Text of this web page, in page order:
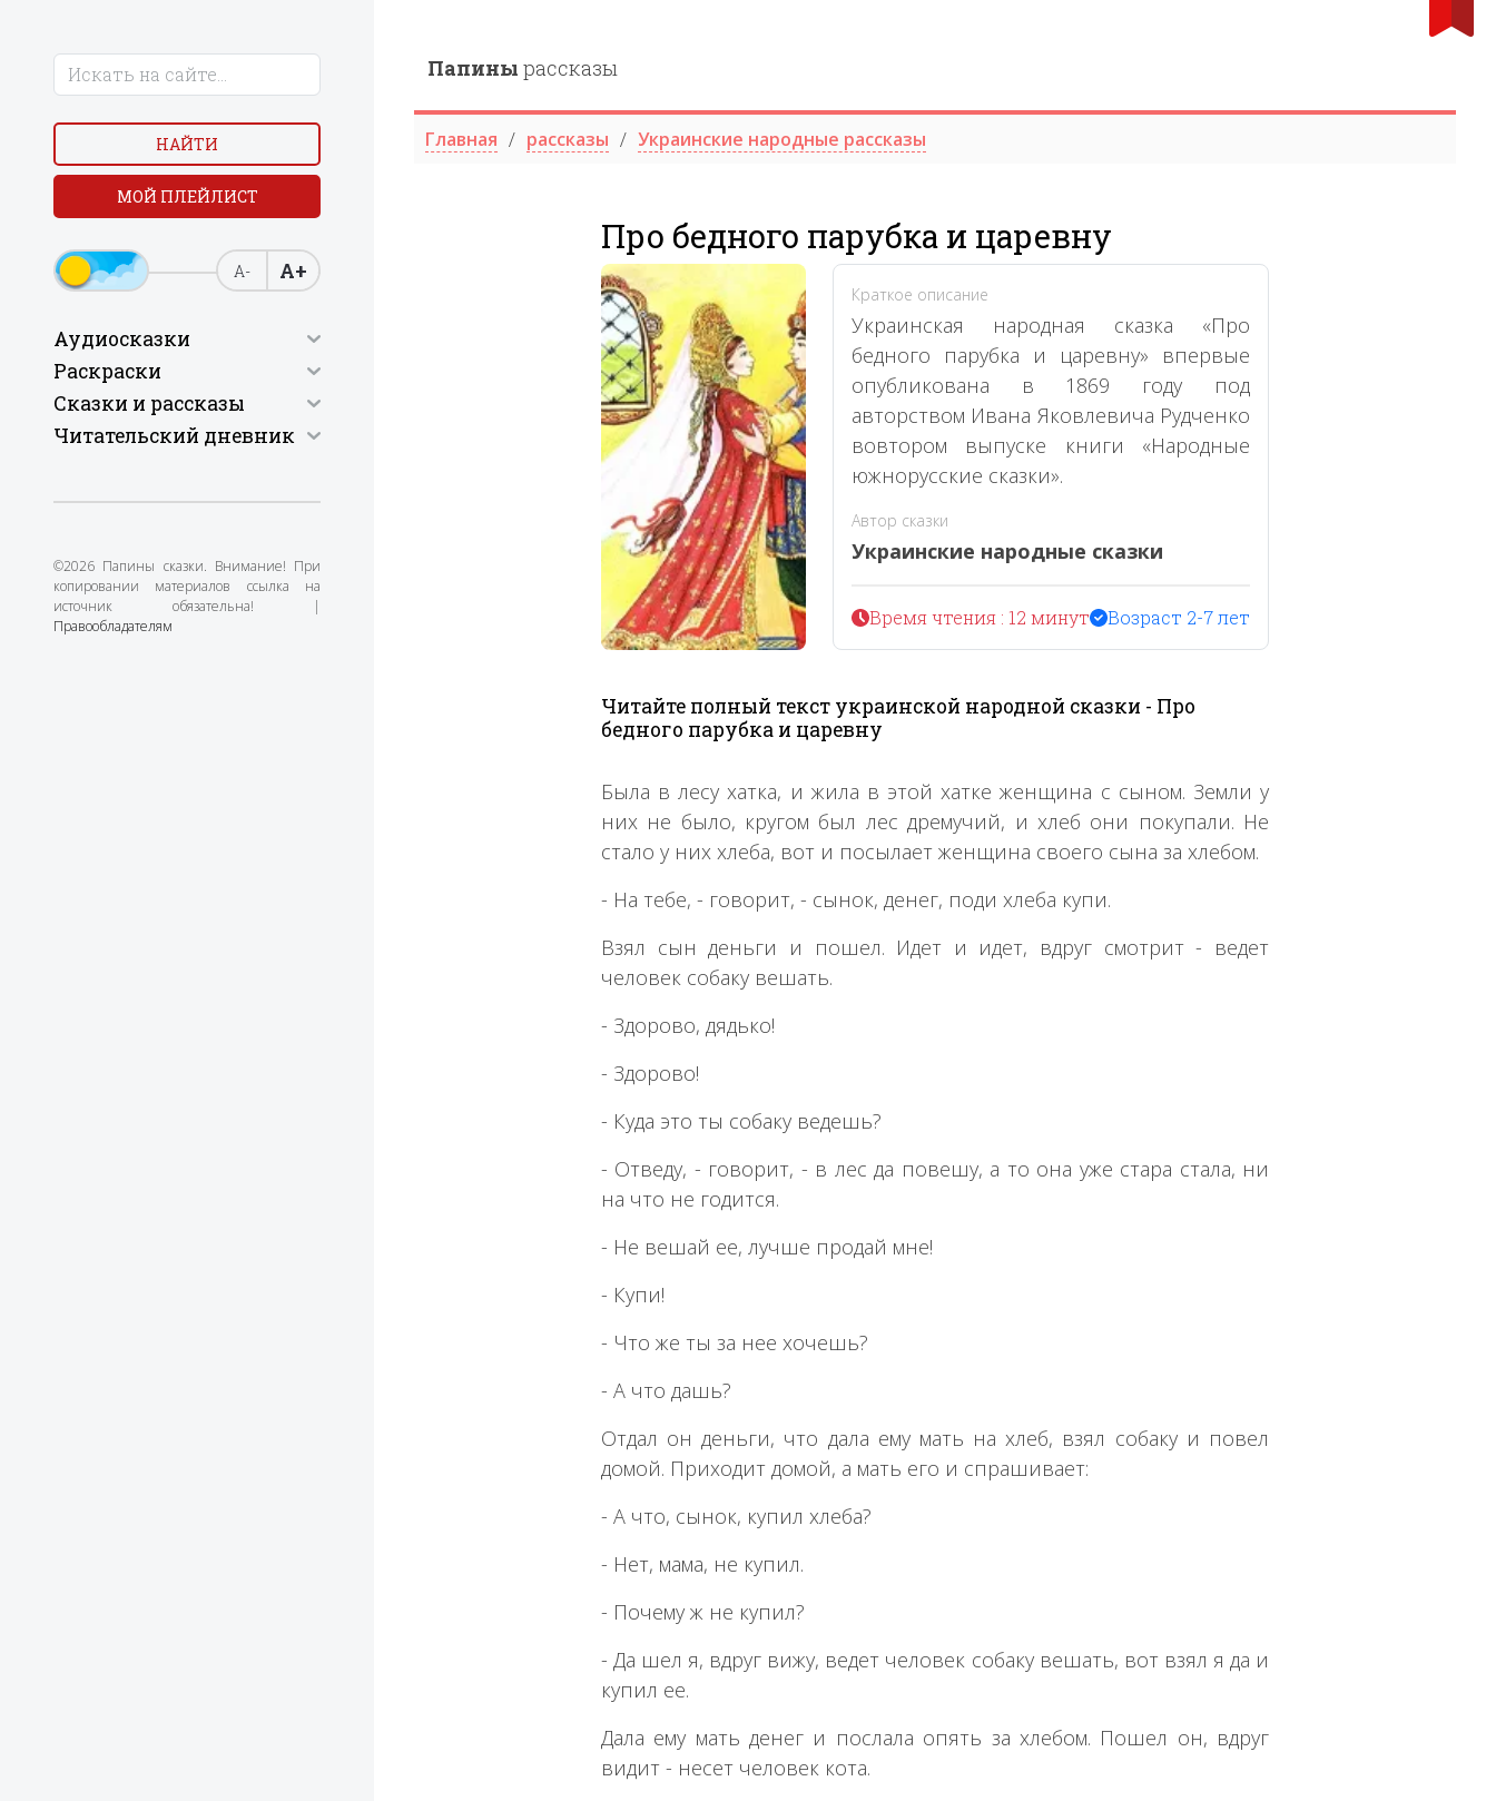
НАЙТИ
МОЙ ПЛЕЙЛИСТ
А- А+
Аудиосказки
Раскраски
Сказки и рассказы
Читательский дневник
©2026 Папины сказки. Внимание! При
копировании материалов ссылка на
источник обязательна! |
Правообладателям
Папины рассказы
Главная рассказы Украинские народные рассказы
Про бедного парубка и царевну
Краткое описание
Украинская народная сказка «Про
бедного парубка и царевну» впервые
опубликована в 1869 году под
авторством Ивана Яковлевича Рудченко
вовтором выпуске книги «Народные
южнорусские сказки».
Автор сказки
Украинские народные сказки
Время чтения : 12 минут Возраст 2-7 лет
Читайте полный текст украинской народной сказки - Про
бедного парубка и царевну
Была в лесу хатка, и жила в этой хатке женщина с сыном. Земли у
них не было, кругом был лес дремучий, и хлеб они покупали. Не
стало у них хлеба, вот и посылает женщина своего сына за хлебом.
- На тебе, - говорит, - сынок, денег, поди хлеба купи.
Взял сын деньги и пошел. Идет и идет, вдруг смотрит - ведет
человек собаку вешать.
- Здорово, дядько!
- Здорово!
- Куда это ты собаку ведешь?
- Отведу, - говорит, - в лес да повешу, а то она уже стара стала, ни
на что не годится.
- Не вешай ее, лучше продай мне!
- Купи!
- Что же ты за нее хочешь?
- А что дашь?
Отдал он деньги, что дала ему мать на хлеб, взял собаку и повел
домой. Приходит домой, а мать его и спрашивает:
- А что, сынок, купил хлеба?
- Нет, мама, не купил.
- Почему ж не купил?
- Да шел я, вдруг вижу, ведет человек собаку вешать, вот взял я да и
купил ее.
Дала ему мать денег и послала опять за хлебом. Пошел он, вдруг
видит - несет человек кота.